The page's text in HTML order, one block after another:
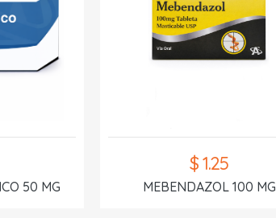
50 MG
$ 1.25
MEBENDAZOL 100 MG